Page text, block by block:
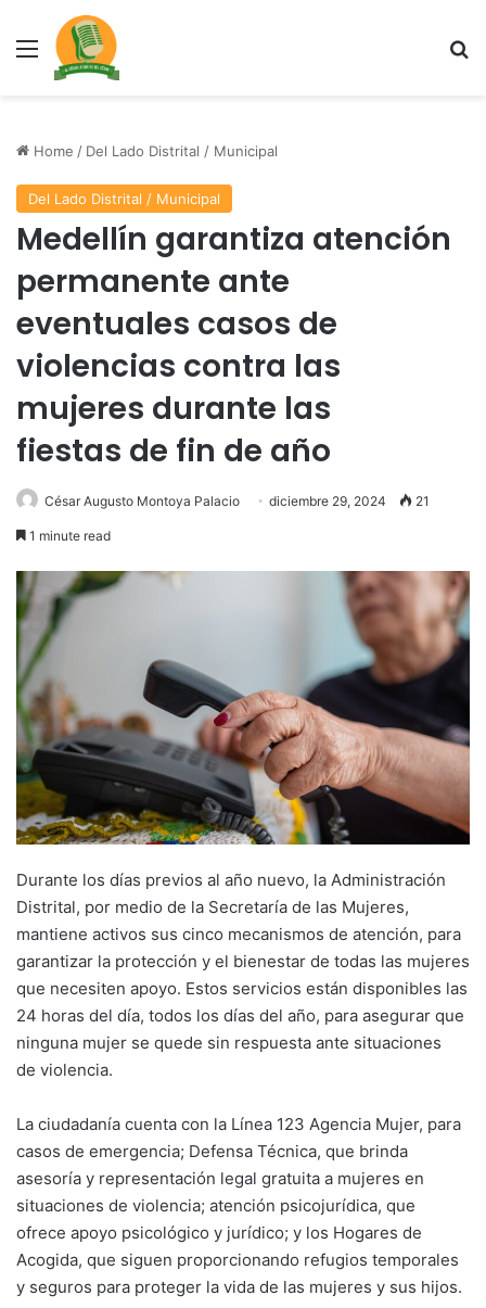
Menu
Home / Del Lado Distrital / Municipal
Del Lado Distrital / Municipal
Medellín garantiza atención
permanente ante
eventuales casos de
violencias contra las
mujeres durante las
fiestas de fin de año
César Augusto Montoya Palacio diciembre 29, 2024 21
1 minute read
Durante los días previos al año nuevo, la Administración
Distrital, por medio de la Secretaría de las Mujeres,
mantiene activos sus cinco mecanismos de atención, para
garantizar la protección y el bienestar de todas las mujeres
que necesiten apoyo. Estos servicios están disponibles las
24 horas del día, todos los días del año, para asegurar que
ninguna mujer se quede sin respuesta ante situaciones
de violencia.
La ciudadanía cuenta con la Línea 123 Agencia Mujer, para
casos de emergencia; Defensa Técnica, que brinda
asesoría y representación legal gratuita a mujeres en
situaciones de violencia; atención psicojurídica, que
ofrece apoyo psicológico y jurídico; y los Hogares de
Acogida, que siguen proporcionando refugios temporales
y seguros para proteger la vida de las mujeres y sus hijos.